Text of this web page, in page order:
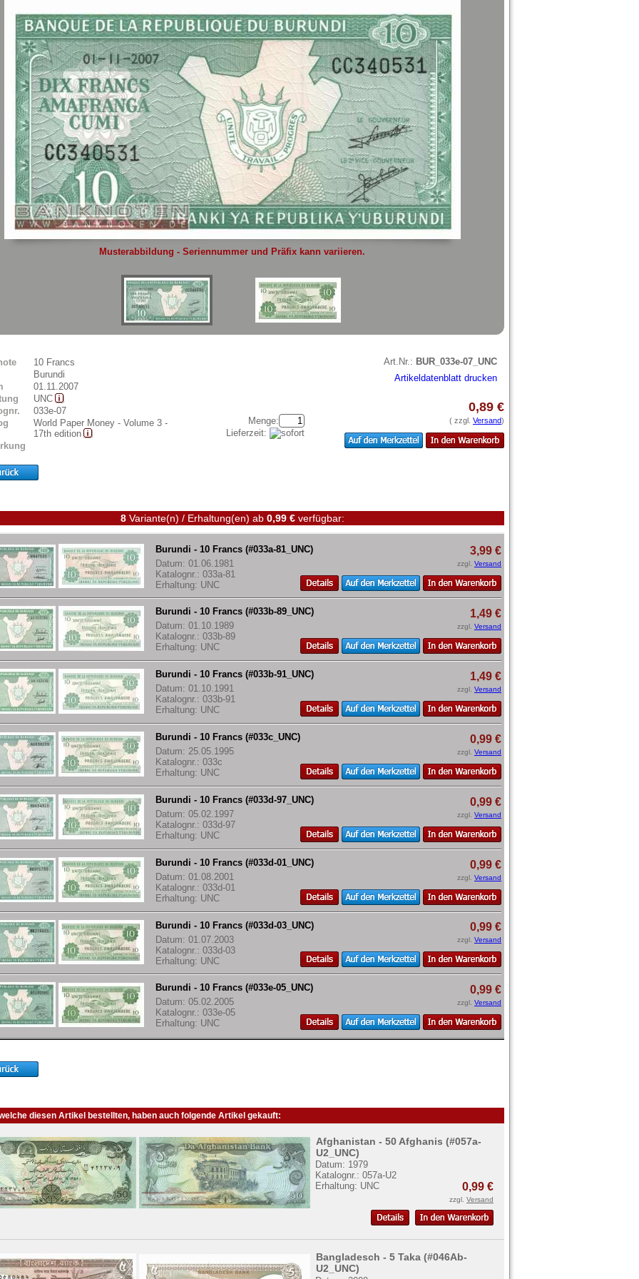
Musterabbildung - Seriennummer und Präfix kann variieren.
10 Francs
Burundi
01.11.2007
UNC
033e-07
World Paper Money - Volume 3 -
17th edition
Art.Nr.: BUR_033e-07_UNC
Artikeldatenblatt drucken
Menge:
Lieferzeit:
0,89 €
( zzgl. Versand)
8Variante(n) / Erhaltung(en) ab 0,99 €verfügbar:
Burundi - 10 Francs (#033a-81_UNC)
Datum: 01.06.1981
Katalognr.: 033a-81
Erhaltung: UNC
3,99 €
zzgl. Versand
Burundi - 10 Francs (#033b-89_UNC)
Datum: 01.10.1989
Katalognr.: 033b-89
Erhaltung: UNC
1,49 €
zzgl. Versand
Burundi - 10 Francs (#033b-91_UNC)
Datum: 01.10.1991
Katalognr.: 033b-91
Erhaltung: UNC
1,49 €
zzgl. Versand
Burundi - 10 Francs (#033c_UNC)
Datum: 25.05.1995
Katalognr.: 033c
Erhaltung: UNC
0,99 €
zzgl. Versand
Burundi - 10 Francs (#033d-97_UNC)
Datum: 05.02.1997
Katalognr.: 033d-97
Erhaltung: UNC
0,99 €
zzgl. Versand
Burundi - 10 Francs (#033d-01_UNC)
Datum: 01.08.2001
Katalognr.: 033d-01
Erhaltung: UNC
0,99 €
zzgl. Versand
Burundi - 10 Francs (#033d-03_UNC)
Datum: 01.07.2003
Katalognr.: 033d-03
Erhaltung: UNC
0,99 €
zzgl. Versand
Burundi - 10 Francs (#033e-05_UNC)
Datum: 05.02.2005
Katalognr.: 033e-05
Erhaltung: UNC
0,99 €
zzgl. Versand
diesen Artikel bestellten, haben auch folgende Artikel gekauft:
Afghanistan - 50 Afghanis (#057a-
U2_UNC)
Datum: 1979
Katalognr.: 057a-U2
Erhaltung: UNC
0,99 €
zzgl. Versand
Bangladesch - 5 Taka (#046Ab-
U2_UNC)